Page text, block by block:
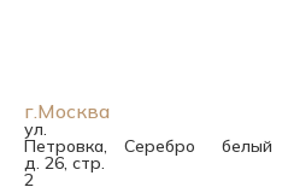
г.Москва
ул.
Петровка,
д. 26, стр.
2
Серебро белый